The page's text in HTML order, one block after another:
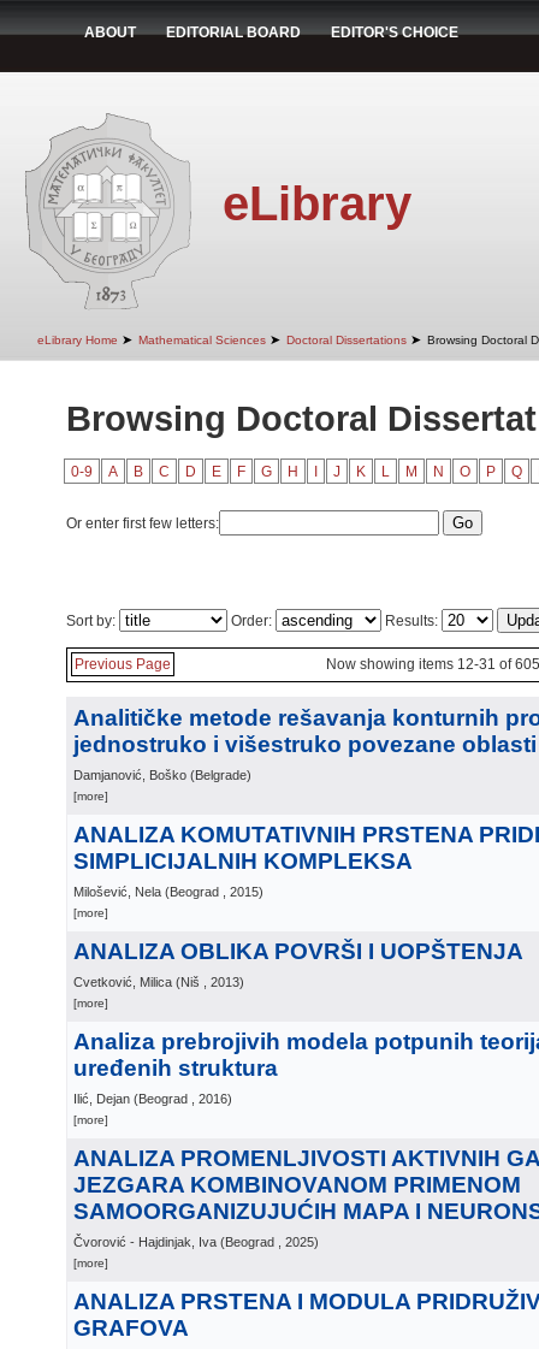
ABOUT EDITORIAL BOARD EDITOR'S CHOICE
eLibrary
eLibrary Home ➤ Mathematical Sciences ➤ Doctoral Dissertations ➤ Browsing Doctoral
Browsing Doctoral
0-9 A B C D E F G H J K L M N O P Q
Or enter first few letters:
Sort by: Order: Results:
Previous Page Now showing items 12-31 of 605
Analitičke metode rešavanja konturnih
jednostruko i višestruko povezane oblasti
Damjanović, Boško (Belgrade)
[more]
ANALIZA KOMUTATIVNIH PRSTENA
SIMPLICIJALNIH KOMPLEKSA
Milošević, Nela (Beograd , 2015)
[more]
ANALIZA OBLIKA POVRŠI I UOPŠTENJA
Cvetković, Milica (Niš , 2013)
[more]
Analiza prebrojivih modela potpunih
uređenih struktura
Ilić, Dejan (Beograd , 2016)
[more]
ANALIZA PROMENLJIVOSTI AKTIVNIH
JEZGARA KOMBINOVANOM PRIMENOM
SAMOORGANIZUJUĆIH MAPA I
Čvorović - Hajdinjak, Iva (Beograd , 2025)
[more]
ANALIZA PRSTENA I MODULA
GRAFOVA